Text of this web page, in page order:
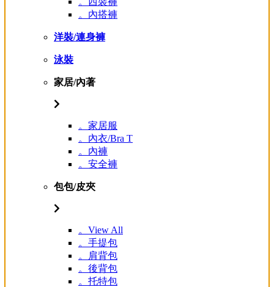
。內搭褲
洋裝/連身褲
泳裝
家居/內著
。家居服
。內衣/Bra T
。內褲
。安全褲
包包/皮夾
。View All
。手提包
。肩背包
。後背包
。托特包